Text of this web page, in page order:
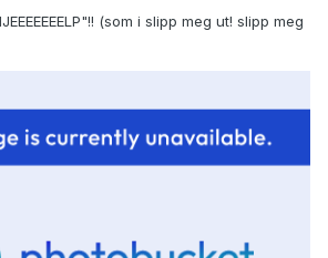
(som i slipp meg ut! slipp meg